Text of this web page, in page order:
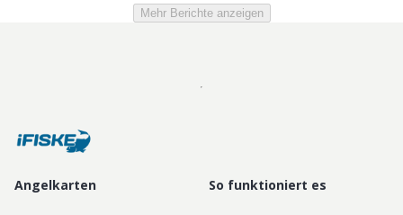
Mehr Berichte anzeigen
Angelkarten So funktioniert es